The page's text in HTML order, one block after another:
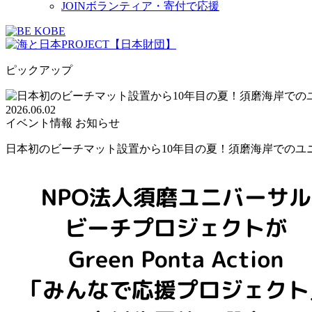
JOINボランティア・寄付で応援
ピックアップ
2026.06.02
イベント情報 お知らせ
日本初のビーチマット設置から10年目の夏！須磨海岸でのユ